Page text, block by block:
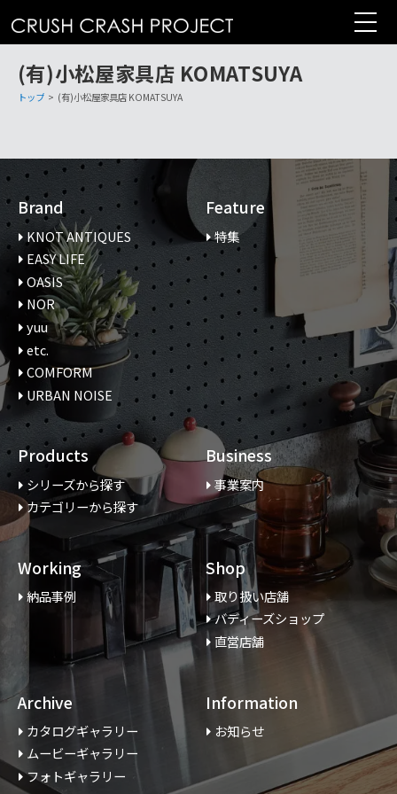
テ
(有)小松屋家具店 KOMATSUYA
トップ > (有)小松屋家具店 KOMATSUYA
Brand
KNOT ANTIQUES
EASY LIFE
OASIS
NOR
yuu
etc.
COMFORM
URBAN NOISE
Feature
特集
Products
シリーズから探す
カテゴリーから探す
Business
事業案内
Working
納品事例
Shop
取り扱い店舗
バディーズショップ
直営店舗
Archive
カタログギャラリー
ムービーギャラリー
フォトギャラリー
Information
お知らせ